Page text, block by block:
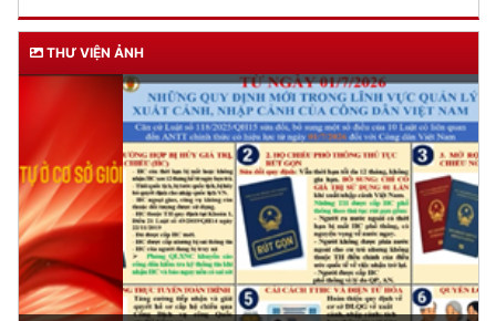
THƯ VIỆN ẢNH